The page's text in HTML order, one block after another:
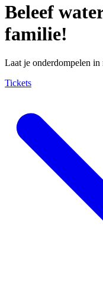
Beleef
familie!
Laat je onderdompelen
Tickets